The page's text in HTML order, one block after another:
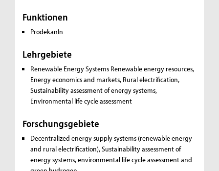
Funktionen
ProdekanIn
Lehrgebiete
Renewable Energy Systems Renewable energy resources,
Energy economics and markets, Rural electrification,
Sustainability assessment of energy systems,
Environmental life cycle assessment
Forschungsgebiete
Decentralized energy supply systems (renewable energy
and rural electrification), Sustainability assessment of
energy systems, environmental life cycle assessment and